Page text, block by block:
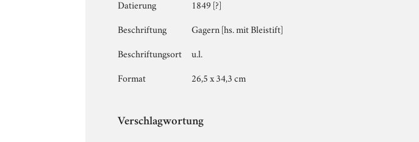
Datierung
1849 [?]
Beschriftung
Gagern [hs. mit Bleistift]
Beschriftungsort
u.l.
Format
26,5 x 34,3 cm
Verschlagwortung